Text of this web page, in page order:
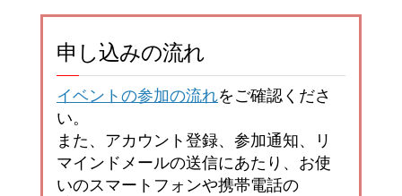
申し込みの流れ
イベントの参加の流れをご確認くださ
い。
また、アカウント登録、参加通知、リ
マインドメールの送信にあたり、お使
いのスマートフォンや携帯電話の